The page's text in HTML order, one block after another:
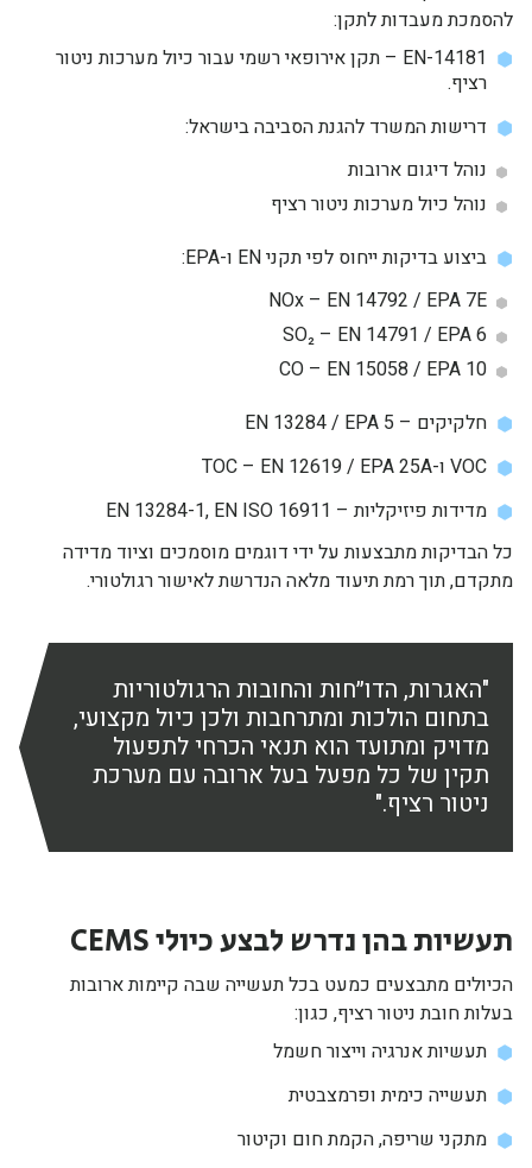
להסמכת מעבדות לתקן:
EN-14181 – תקן אירופאי רשמי עבור כיול מערכות ניטור
רציף.
דרישות המשרד להגנת הסביבה בישראל:
נוהל דיגום ארובות
נוהל כיול מערכות ניטור רציף
ביצוע בדיקות ייחוס לפי תקני EN ו-EPA:
NOx – EN 14792 / EPA 7E
SO₂ – EN 14791 / EPA 6
CO – EN 15058 / EPA 10
חלקיקים – EN 13284 / EPA 5
VOC ו-TOC – EN 12619 / EPA 25A
מדידות פיזיקליות – EN 13284-1, EN ISO 16911
כל הבדיקות מתבצעות על ידי דוגמים מוסמכים וציוד מדידה
מתקדם, תוך רמת תיעוד מלאה הנדרשת לאישור רגולטורי.
"האגרות, הדו״חות והחובות הרגולטוריות
בתחום הולכות ומתרחבות ולכן כיול מקצועי,
מדויק ומתועד הוא תנאי הכרחי לתפעול
תקין של כל מפעל בעל ארובה עם מערכת
ניטור רציף."
תעשיות בהן נדרש לבצע כיולי CEMS
הכיולים מתבצעים כמעט בכל תעשייה שבה קיימות ארובות
בעלות חובת ניטור רציף, כגון:
תעשיות אנרגיה וייצור חשמל
תעשייה כימית ופרמצבטית
מתקני שריפה, הקמת חום וקיטור